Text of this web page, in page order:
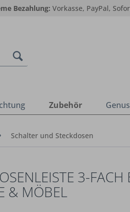
Bezahlung: Vorkasse, PayPal,
Zubehör
Schalter und Steckdosen
3-
& MÖBEL